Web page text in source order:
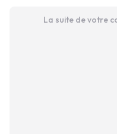
La suite de votre